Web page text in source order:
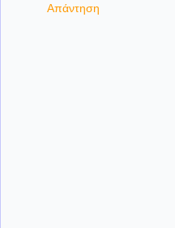
Απάντηση